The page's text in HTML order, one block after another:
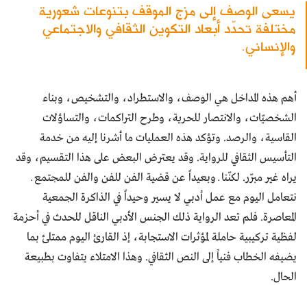
يسعى الوصف إلى مزج الموقف بتنوعات شعورية
مختلفة تحدّد أبعاد التكوين الثقافي والاجتماعي
والإنساني.
أهم هذه المداخل هي الوصف، والاستطراد، والتشخيص، وبناء
الشخصيّات، والانتصار للحرية، وطرح التراكمات، والتساؤلات
القاسية، والرصد. وتؤكد هذه العمليات ما أشرنا إليه من خدمة
التأسيس الثقافي للرواية. وقد يعترض البعض على هذا التقسيم، وقد
يراه غير مبرّر. لكنّنا ــ وبعيداً عن قضية الفن للفن والفن للمجتمع ــ
نتعامل اليوم مع عمل أدبي لا يسير وحيداً في الذاكرة الجمعية
المعاصرة. فلم تعد الرواية ذلك الجنس الأدبي الناقل للحدث في أحزمة
لفظية تركيبية حاملة لمؤثرات الاستجابة، إذ القارئ اليوم ممتلئ بما
يضيفه الخطاب فنياً إلى النص الثقافي. وهذا الامتلاء يتفاوت بطبيعة
الحال.